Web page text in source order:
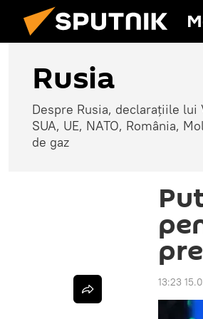
Rusia
Despre Rusia, declarațiile
SUA, UE, NATO, România,
de gaz
13:23